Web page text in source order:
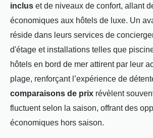
inclus et de niveaux de confort, allant
économiques aux hôtels de luxe. Un
réside dans leurs services de
d'étage et installations telles que
hôtels en bord de mer attirent par leur
plage, renforçant l’expérience de
comparaisons de prix révèlent
fluctuent selon la saison, offrant des
économiques hors saison.